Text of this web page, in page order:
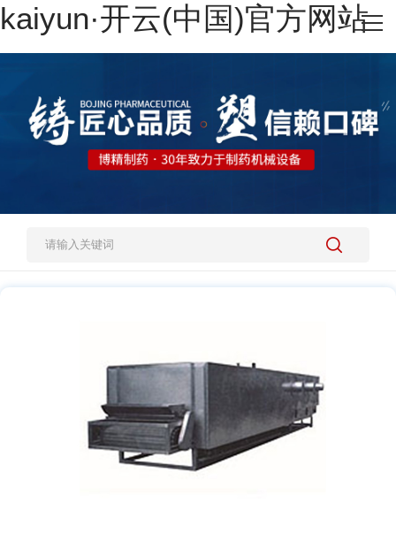
kaiyun·开云(中国)官方网站
网站kaiyun·开云(中国)官方网站
施工案例
人才招聘